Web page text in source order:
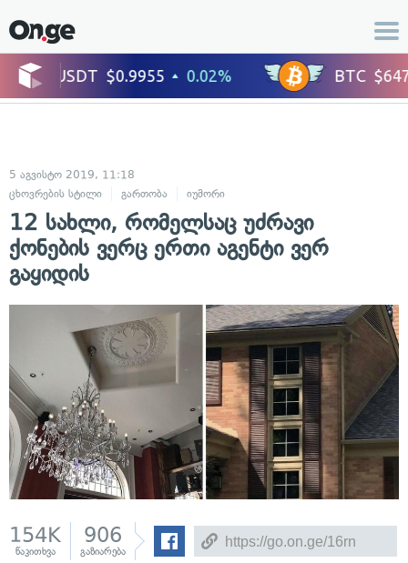
5 აგვისტო 2019, 11:18
ცხოვრების სტილი
გართობა იუმორი
12 სახლი, რომელსაც უძრავი
ქონების ვერც ერთი აგენტი ვერ
გაყიდის
154K
წაკითხვა
906
გაზიარება